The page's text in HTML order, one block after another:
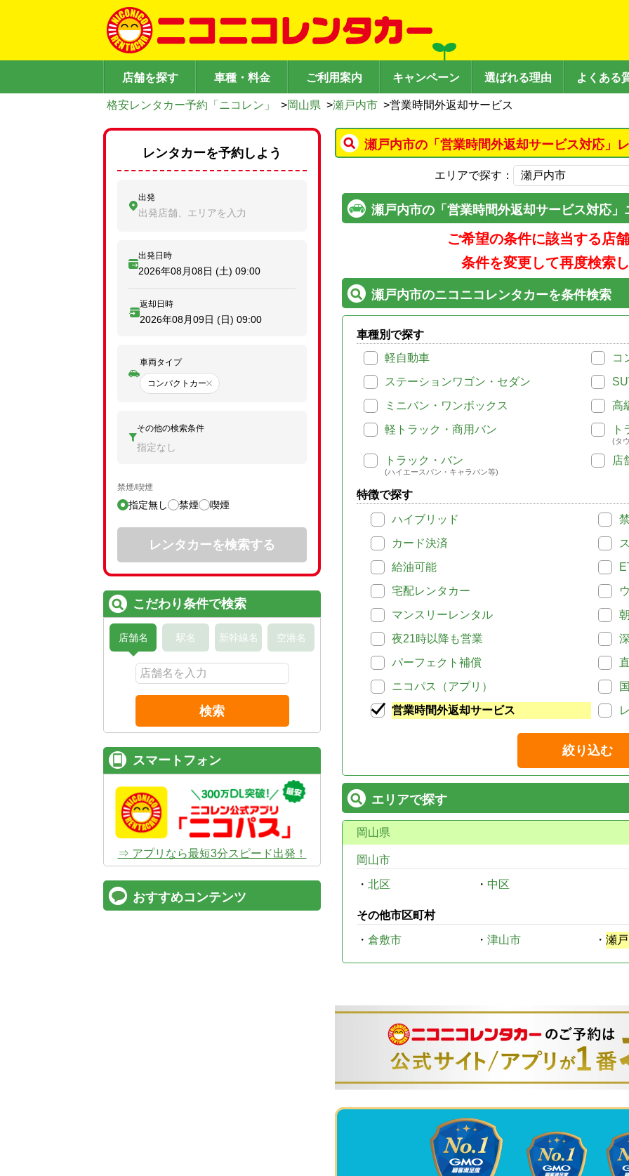
店舗を探す 車種・料金 ご利用案内 キャンペーン 選ばれる理由 よくある
格安レンタカー予約「ニコレン」 >岡山県 >瀬戸内市 >営業時間外返却サービス
瀬戸内市の「営業時間外返却サービス対応」
エリアで探す：
瀬戸内市の「営業時間外返却サービス対応
ご希望の条件に該当する店
条件を変更して再度検索
瀬戸内市のニコニコレンタカーを条件検索
車種別で探す
軽自動車
コ
ステーションワゴン・セダン
ミニバン・ワンボックス
高
軽トラック・商用バン
ト
(タ
トラック・バン
(ハイエースバン・キャラバン等)
店
特徴で探す
ハイブリッド
カード決済
給油可能
宅配レンタカー
マンスリーレンタル
夜21時以降も営業
パーフェクト補償
ニコパス（アプリ）
営業時間外返却サービス
絞り込む
エリアで探す
岡山県
岡山市
・ 北区 ・ 中区
その他市区町村
・ 倉敷市 ・ 津山市 ・ 瀬
レンタカーを予約しよう
出発
出発店舗、エリアを入力
出発日時
2026年08月08日 (土) 09:00
返却日時
2026年08月09日 (日) 09:00
車両タイプ
コンパクトカー
その他の検索条件
指定なし
禁煙/喫煙
指定無し 禁煙 喫煙
レンタカーを検索する
こだわり条件で検索
店舗名 駅名 新幹線名 空港名
検索
スマートフォン
⇒ アプリなら最短3分スピード出発！
おすすめコンテンツ